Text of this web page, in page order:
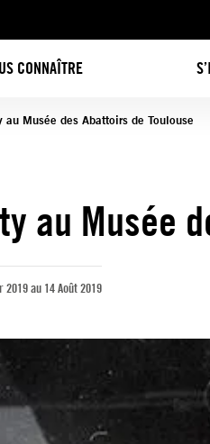
CONNAÎTRE
au Musée des Abattoirs de Toulouse
au Musée
2019 au 14 Août 2019